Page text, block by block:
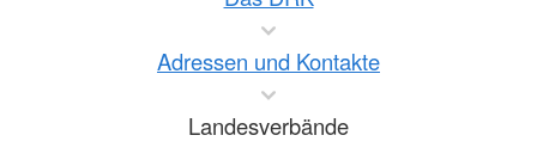
Adressen und Kontakte
Landesverbände